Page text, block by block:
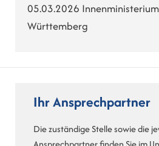
05.03.2026
Württemberg
Ihr Ansprechpartner
Die zuständige Stelle sowie die